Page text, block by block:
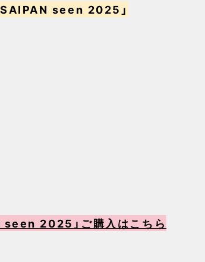
seen 2025」
2025」ご購入はこちら